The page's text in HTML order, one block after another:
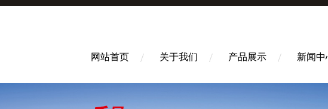
网站首页 关于我们 产品展示 新闻中